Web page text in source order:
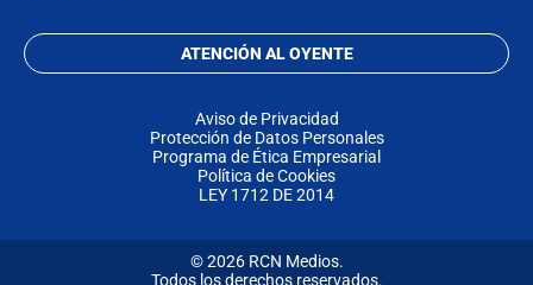
ATENCIÓN AL OYENTE
Aviso de Privacidad
Protección de Datos Personales
Programa de Ética Empresarial
Política de Cookies
LEY 1712 DE 2014
© 2026 RCN Medios.
Todos los derechos reservados.